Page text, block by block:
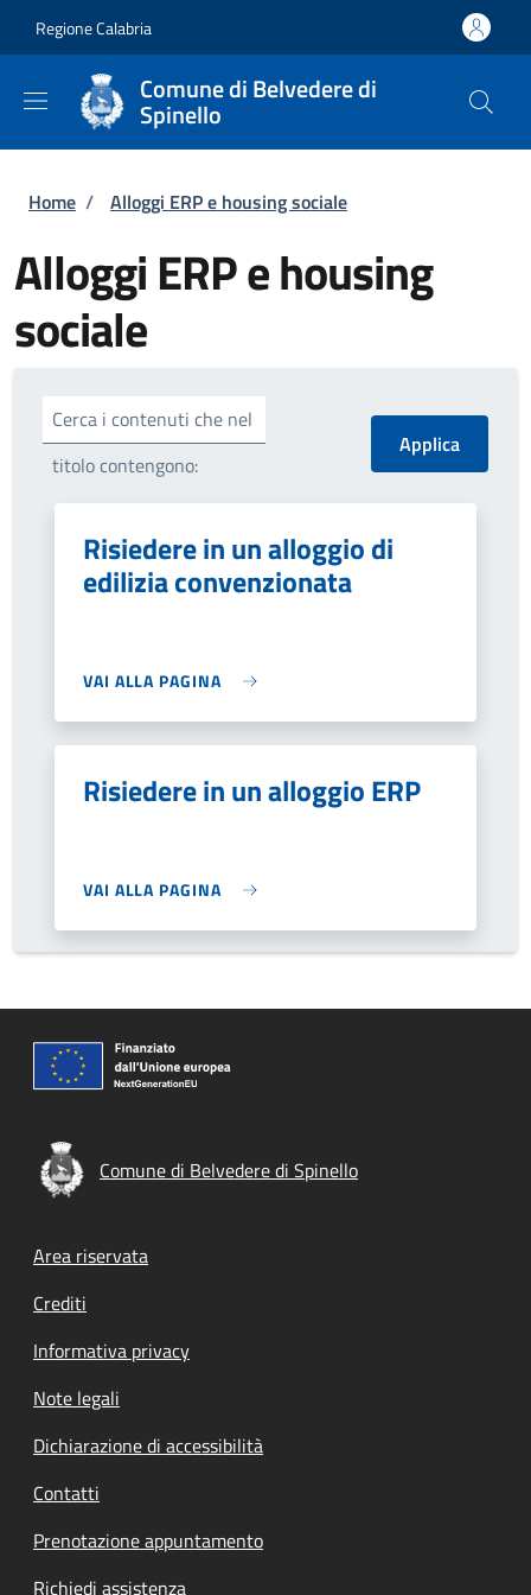
Regione Calabria
Comune di Belvedere di
Spinello
Briciole di pane
Home / Alloggi ERP e housing sociale
Alloggi ERP e housing
sociale
Cerca i contenuti che nel
titolo contengono:
Risiedere in un alloggio di
edilizia convenzionata
VAI ALLA PAGINA
Risiedere in un alloggio ERP
VAI ALLA PAGINA
Comune di Belvedere di Spinello
Footer menu
Area riservata
Crediti
Informativa privacy
Note legali
Dichiarazione di accessibilità
Contatti
Prenotazione appuntamento
Richiedi assistenza